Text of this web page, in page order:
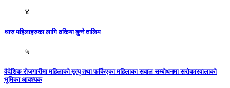
४
थारु महिलाहरुका लागि ढकिया बुन्ने तालिम
५
वैदेशिक रोजगारीमा महिलाको मृत्यु तथा फर्किएका महिलाका सवाल सम्बोधनमा सरोकारवालाको
भूमिका आवश्यक